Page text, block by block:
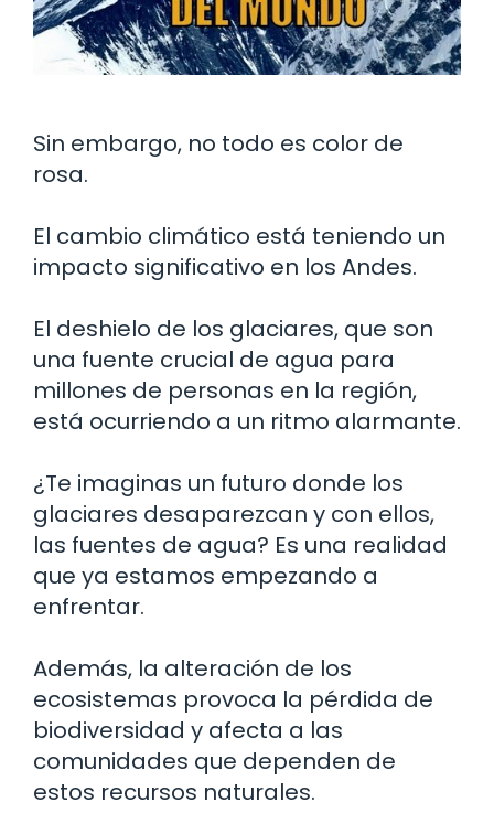
Sin embargo, no todo es color de
rosa.
El cambio climático está teniendo un
impacto significativo en los Andes.
El deshielo de los glaciares, que son
una fuente crucial de agua para
millones de personas en la región,
está ocurriendo a un ritmo alarmante.
¿Te imaginas un futuro donde los
glaciares desaparezcan y con ellos,
las fuentes de agua? Es una realidad
que ya estamos empezando a
enfrentar.
Además, la alteración de los
ecosistemas provoca la pérdida de
biodiversidad y afecta a las
comunidades que dependen de
estos recursos naturales.